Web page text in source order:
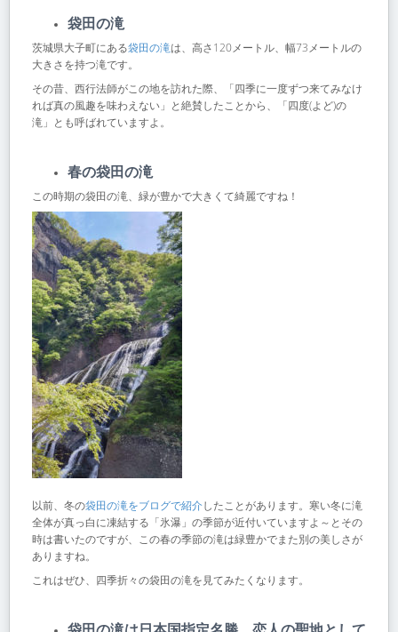
袋田の滝
茨城県大子町にある袋田の滝は、高さ120メートル、幅73メートルの
大きさを持つ滝です。
その昔、西行法師がこの地を訪れた際、「四季に一度ずつ来てみなけ
れば真の風趣を味わえない」と絶賛したことから、「四度(よど)の
滝」とも呼ばれていますよ。
春の袋田の滝
この時期の袋田の滝、緑が豊かで大きくて綺麗ですね！
以前、冬の袋田の滝をブログで紹介したことがあります。寒い冬に滝
全体が真っ白に凍結する「氷瀑」の季節が近付いていますよ～とその
時は書いたのですが、この春の季節の滝は緑豊かでまた別の美しさが
ありますね。
これはぜひ、四季折々の袋田の滝を見てみたくなります。